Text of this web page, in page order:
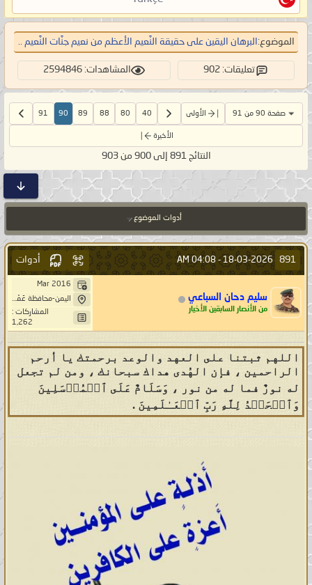
الموضوع: البرهان اليقين على حقيقة النَّعيم الأعظم من نعيم جنَّات النَّعيم ..
تعليقات: 902 المشاهدات: 2594846
صفحة 90 من 91 الأولى 40
80
88
89
90
91
الأخيرة
النتائج 891 إلى 900 من 903
أدوات الموضوع
891
18-03-2026 -
04:08 AM أدوات
سليم دحان السباعي
من الأنصار السابقين الأخيار
Mar 2016
اليمن-محافظة عَمْرَانْ-بَنِيْ صُرَيْمْ- خِيَارْ حَاشد
المشاركات :
1,262
اللهم ثبتنا على العهد والوعد برحمتك يا أرحم
الراحمين ، فإن الهُدى هداك سبحانك ، ومن لم تجعل
له نورٌ فما له من نور ، وَسَلَامٌ عَلَى ٱلۡمُرۡسَلِینَ
وَٱلۡحَمۡدُ لِلَّهِ رَبِّ ٱلۡعَـٰلَمِینَ .